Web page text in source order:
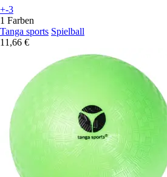
+-3
1 Farben
Tanga sports Spielball
11,66 €